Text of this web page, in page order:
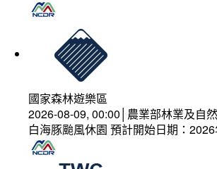
國家森林遊樂區
2026-08-09, 00:00│農業部林業及自
白海豚颱風休園 預計開始日期：